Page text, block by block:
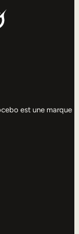
est une marque